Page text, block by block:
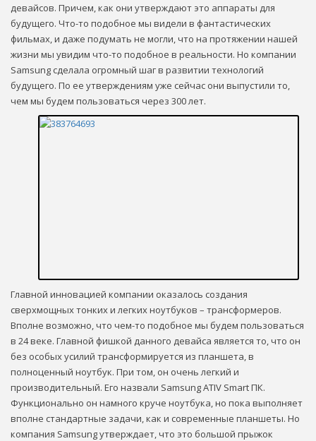
девайсов. Причем, как они утверждают это аппараты для
будущего. Что-то подобное мы видели в фантастических
фильмах, и даже подумать не могли, что на протяжении нашей
жизни мы увидим что-то подобное в реальности. Но компании
Samsung сделала огромный шаг в развитии технологий
будущего. По ее утверждениям уже сейчас они выпустили то,
чем мы будем пользоваться через 300 лет.
Главной инновацией компании оказалось создания
сверхмощных тонких и легких ноутбуков – трансформеров.
Вполне возможно, что чем-то подобное мы будем пользоваться
в 24 веке. Главной фишкой данного девайса является то, что он
без особых усилий трансформируется из планшета, в
полноценный ноутбук. При том, он очень легкий и
производительный. Его назвали Samsung ATIV Smart ПК.
Функционально он намного круче ноутбука, но пока выполняет
вполне стандартные задачи, как и современные планшеты. Но
компания Samsung утверждает, что это большой прыжок